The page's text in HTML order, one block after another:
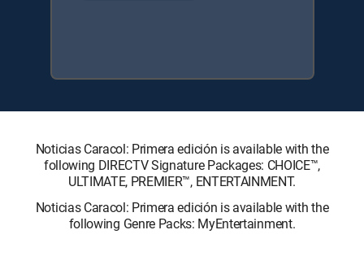
Noticias Caracol: Primera edición is available with the
following DIRECTV Signature Packages: CHOICE™,
ULTIMATE, PREMIER™, ENTERTAINMENT.
Noticias Caracol: Primera edición is available with the
following Genre Packs: MyEntertainment.